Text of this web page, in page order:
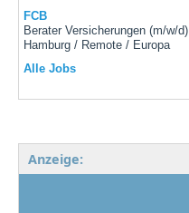
FCB
Berater Versicherungen (m/w/d)
Hamburg / Remote / Europa
Alle Jobs
Anzeige: